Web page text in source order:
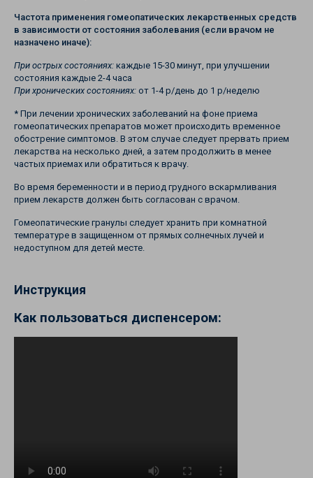
Частота применения гомеопатических лекарственных средств
в зависимости от состояния заболевания (если врачом не
назначено иначе):
При острых состояниях: каждые 15-30 минут, при улучшении
состояния каждые 2-4 часа
При хронических состояниях: от 1-4 р/день до 1 р/неделю
* При лечении хронических заболеваний на фоне приема
гомеопатических препаратов может происходить временное
обострение симптомов. В этом случае следует прервать прием
лекарства на несколько дней, а затем продолжить в менее
частых приемах или обратиться к врачу.
Во время беременности и в период грудного вскармливания
прием лекарств должен быть согласован с врачом.
Гомеопатические гранулы следует хранить при комнатной
температуре в защищенном от прямых солнечных лучей и
недоступном для детей месте.
Инструкция
Как пользоваться диспенсером: